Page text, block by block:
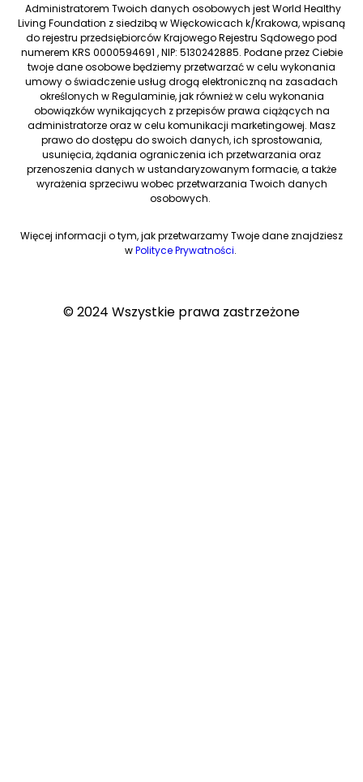
Administratorem Twoich danych osobowych jest World Healthy
Living Foundation z siedzibą w Więckowicach k/Krakowa, wpisaną
do rejestru przedsiębiorców Krajowego Rejestru Sądowego pod
numerem KRS 0000594691 , NIP: 5130242885. Podane przez Ciebie
twoje dane osobowe będziemy przetwarzać w celu wykonania
umowy o świadczenie usług drogą elektroniczną na zasadach
określonych w Regulaminie, jak również w celu wykonania
obowiązków wynikających z przepisów prawa ciążących na
administratorze oraz w celu komunikacji marketingowej. Masz
prawo do dostępu do swoich danych, ich sprostowania,
usunięcia, żądania ograniczenia ich przetwarzania oraz
przenoszenia danych w ustandaryzowanym formacie, a także
wyrażenia sprzeciwu wobec przetwarzania Twoich danych
osobowych.
Więcej informacji o tym, jak przetwarzamy Twoje dane znajdziesz
wPolityce Prywatności.
© 2024 Wszystkie prawa zastrzeżone